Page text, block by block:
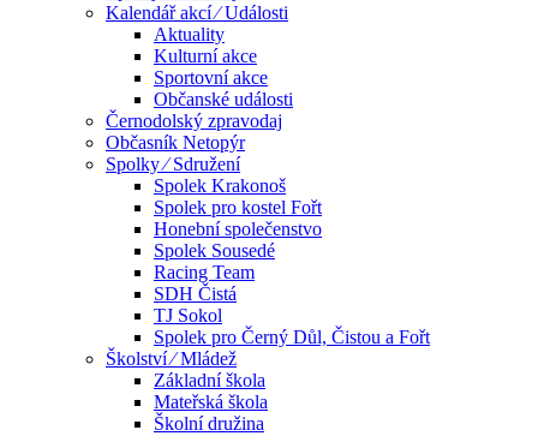
Kalendář akcí ⁄ Události
Aktuality
Kulturní akce
Sportovní akce
Občanské události
Černodolský zpravodaj
Občasník Netopýr
Spolky ⁄ Sdružení
Spolek Krakonoš
Spolek pro kostel Fořt
Honební společenstvo
Spolek Sousedé
Racing Team
SDH Čistá
TJ Sokol
Spolek pro Černý Důl, Čistou a Fořt
Školství ⁄ Mládež
Základní škola
Mateřská škola
Školní družina